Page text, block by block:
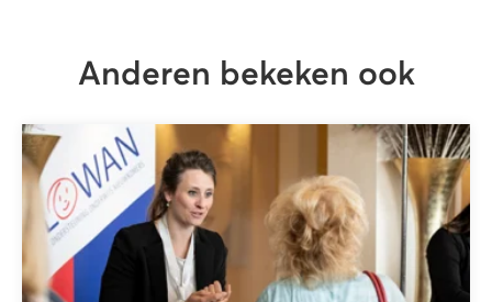
Anderen bekeken ook